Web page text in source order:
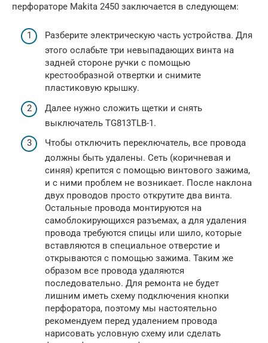
перфораторе Makita 2450 заключается в следующем:
Разберите электрическую часть устройства. Для
этого ослабьте три невыпадающих винта на
задней стороне ручки с помощью
крестообразной отвертки и снимите
пластиковую крышку.
Далее нужно сложить щетки и снять
выключатель TG813TLB-1.
Чтобы отключить переключатель, все провода
должны быть удалены. Сеть (коричневая и
синяя) крепится с помощью винтового зажима,
и с ними проблем не возникает. После наклона
двух проводов просто открутите два винта.
Остальные провода монтируются на
самоблокирующихся разъемах, а для удаления
провода требуются спицы или шило, которые
вставляются в специальное отверстие и
открываются с помощью зажима. Таким же
образом все провода удаляются
последовательно. Для ремонта не будет
лишним иметь схему подключения кнопки
перфоратора, поэтому мы настоятельно
рекомендуем перед удалением провода
нарисовать условную схему или сделать